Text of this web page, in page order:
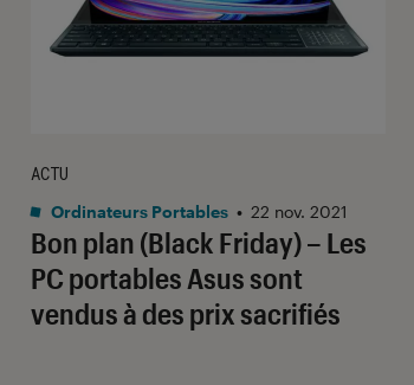
Bon plan (Black Friday) – Les
PC portables Asus sont
vendus à des prix sacrifiés
ACTU
Ordinateurs Portables • 22 nov. 2021